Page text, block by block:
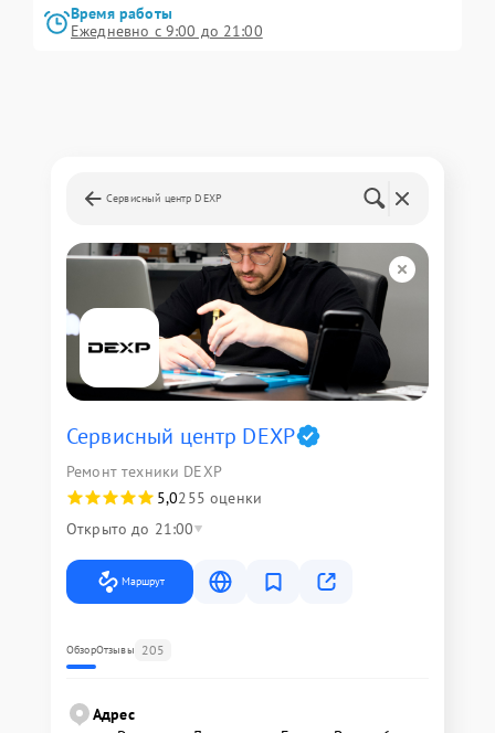
Время работы
Ежедневно с 9:00 до 21:00
Сервисный центр DEXP
Сервисный центр DEXP
Ремонт техники DEXP
5,0255 оценки
Открыто до 21:00
Маршрут
ОбзорОтзывы 205
Адрес